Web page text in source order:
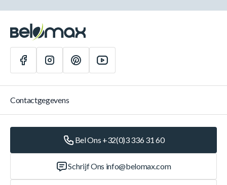
Contactgegevens
Bel Ons +32(0)3 336 31 60
Schrijf Ons info@belomax.com